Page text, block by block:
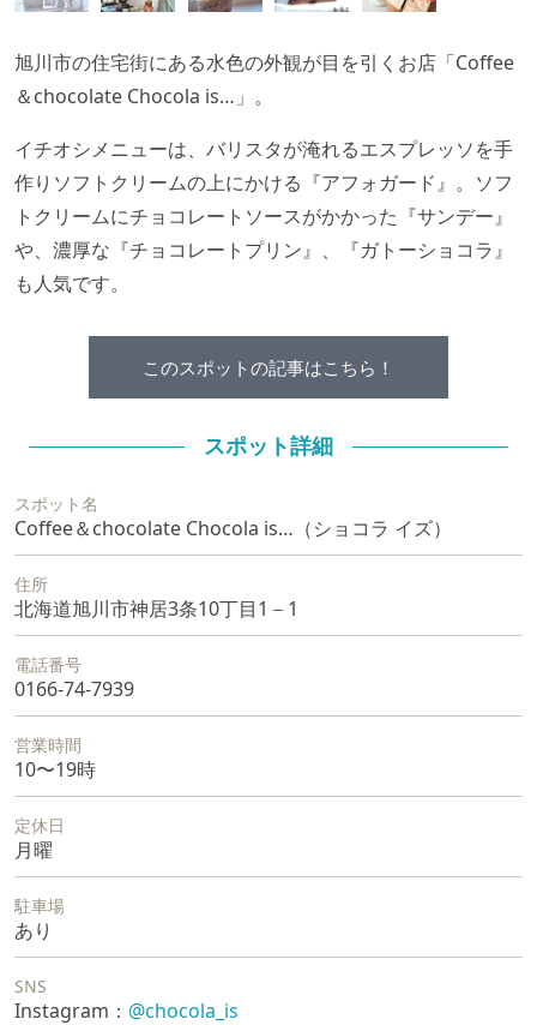
旭川市の住宅街にある水色の外観が目を引くお店「Coffee
＆chocolate Chocola is…」。
イチオシメニューは、バリスタが淹れるエスプレッソを手
作りソフトクリームの上にかける『アフォガード』。ソフ
トクリームにチョコレートソースがかかった『サンデー』
や、濃厚な『チョコレートプリン』、『ガトーショコラ』
も人気です。
このスポットの記事はこちら！
スポット詳細
スポット名
Coffee＆chocolate Chocola is…（ショコラ イズ）
住所
北海道旭川市神居3条10丁目1－1
電話番号
0166-74-7939
営業時間
10〜19時
定休日
月曜
駐車場
あり
SNS
Instagram： @chocola_is